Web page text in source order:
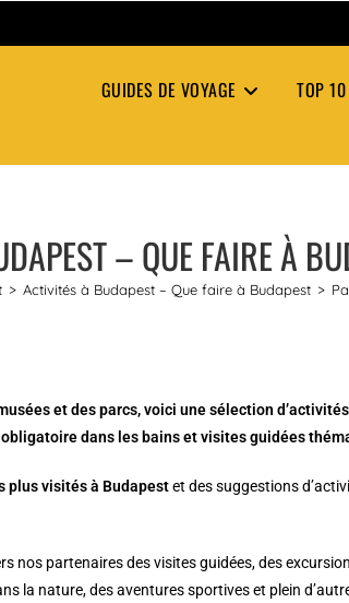
GUIDES DE VOYAGE TOP 10
– QUE FAIRE À
> Activités à Budapest – Que faire à Budapest >
et des parcs, voici une sélection
dans les bains et visites guidées
plus visités à Budapestet des suggestions
nos partenaires des visites guidées, des
la nature, des aventures sportives et plein